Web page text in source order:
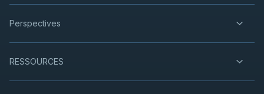
Perspectives
RESSOURCES